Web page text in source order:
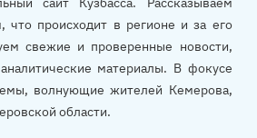
что происходит в регионе и за его
свежие и проверенные новости,
материалы. В фокусе
волнующие жителей Кемерова,
области.